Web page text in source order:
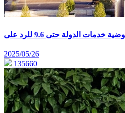
2025/05/26
135660